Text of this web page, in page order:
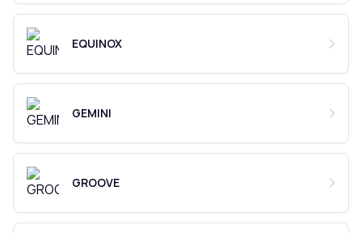
EQUINOX
GEMINI
GROOVE